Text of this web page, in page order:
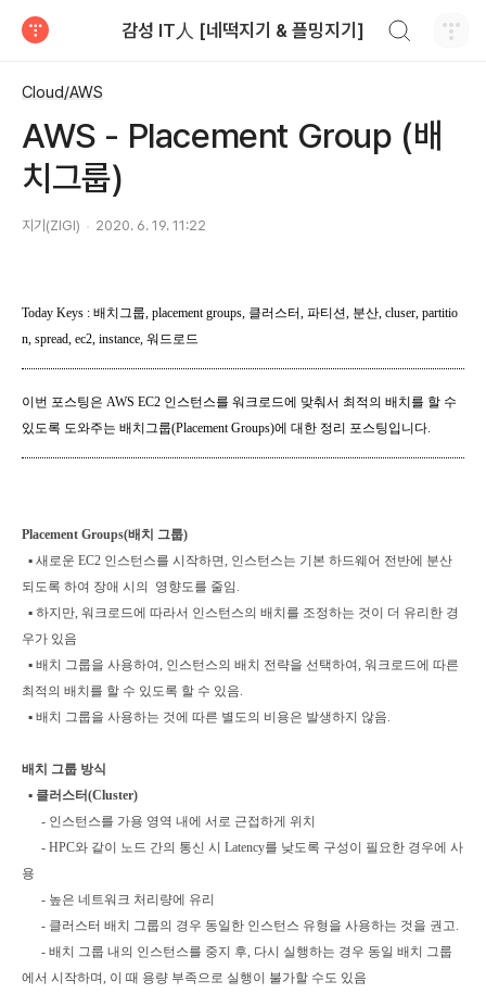
감성 IT人 [네떡지기 & 플밍지기]
Cloud/AWS
AWS - Placement Group (배
치그룹)
지기(ZIGI) 2020. 6. 19. 11:22
Today Keys : 배치그룹, placement groups, 클러스터, 파티션, 분산, cluser, partitio
n, spread, ec2, instance, 워드로드
이번 포스팅은 AWS EC2 인스턴스를 워크로드에 맞춰서 최적의 배치를 할 수
있도록 도와주는 배치그룹(Placement Groups)에 대한 정리 포스팅입니다.
Placement Groups(배치 그룹)
▪ 새로운 EC2 인스턴스를 시작하면, 인스턴스는 기본 하드웨어 전반에 분산
되도록 하여 장애 시의 영향도를 줄임.
▪ 하지만, 워크로드에 따라서 인스턴스의 배치를 조정하는 것이 더 유리한 경
우가 있음
▪ 배치 그룹을 사용하여, 인스턴스의 배치 전략을 선택하여, 워크로드에 따른
최적의 배치를 할 수 있도록 할 수 있음.
▪ 배치 그룹을 사용하는 것에 따른 별도의 비용은 발생하지 않음.
배치 그룹 방식
▪ 클러스터(Cluster)
- 인스턴스를 가용 영역 내에 서로 근접하게 위치
- HPC와 같이 노드 간의 통신 시 Latency를 낮도록 구성이 필요한 경우에 사
용
- 높은 네트워크 처리량에 유리
- 클러스터 배치 그룹의 경우 동일한 인스턴스 유형을 사용하는 것을 권고.
- 배치 그룹 내의 인스턴스를 중지 후, 다시 실행하는 경우 동일 배치 그룹
에서 시작하며, 이 때 용량 부족으로 실행이 불가할 수도 있음